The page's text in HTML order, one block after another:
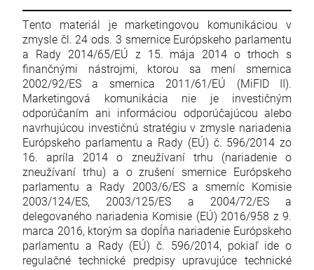
Tento materiál je marketingovou komunikáciou v
zmysle čl. 24 ods. 3 smernice Európskeho parlamentu
a Rady 2014/65/EÚ z 15. mája 2014 o trhoch s
finančnými nástrojmi, ktorou sa mení smernica
2002/92/ES a smernica 2011/61/EÚ (MiFID II).
Marketingová komunikácia nie je investičným
odporúčaním ani informáciou odporúčajúcou alebo
navrhujúcou investičnú stratégiu v zmysle nariadenia
Európskeho parlamentu a Rady (EÚ) č. 596/2014 zo
16. apríla 2014 o zneužívaní trhu (nariadenie o
zneužívaní trhu) a o zrušení smernice Európskeho
parlamentu a Rady 2003/6/ES a smerníc Komisie
2003/124/ES, 2003/125/ES a 2004/72/ES a
delegovaného nariadenia Komisie (EÚ) 2016/958 z 9.
marca 2016, ktorým sa dopĺňa nariadenie Európskeho
parlamentu a Rady (EÚ) č. 596/2014, pokiaľ ide o
regulačné technické predpisy upravujúce technické